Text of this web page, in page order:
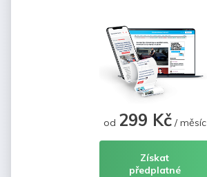
od 299 Kč/ měsíc
Získat
předplatné